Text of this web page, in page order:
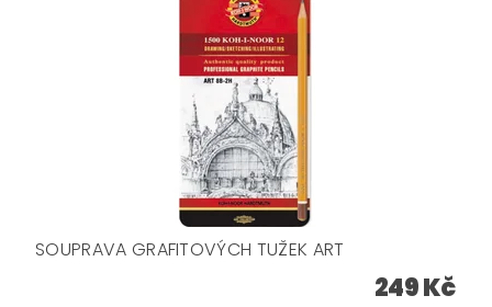
SOUPRAVA GRAFITOVÝCH TUŽEK ART
249 Kč